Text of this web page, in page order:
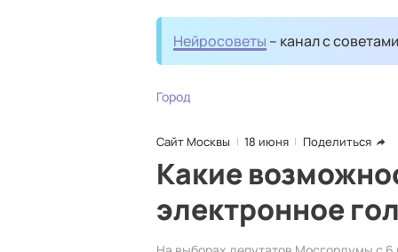
Нейросоветы – канал с
Город
Сайт Москвы 18 июня Поделиться
Какие
электронное